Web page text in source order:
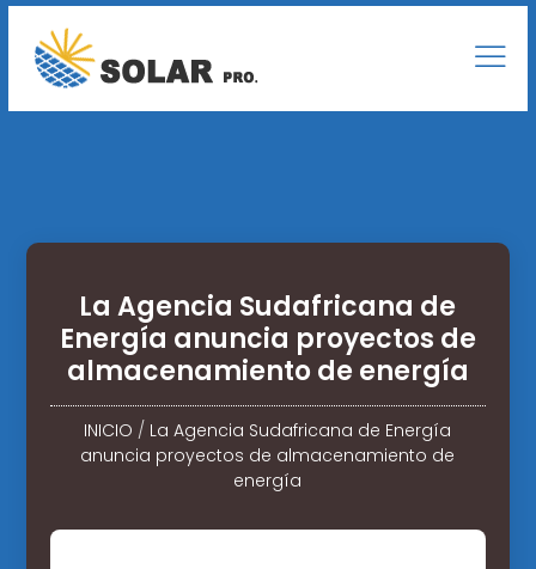
La Agencia Sudafricana de
Energía anuncia proyectos de
almacenamiento de energía
INICIO / La Agencia Sudafricana de Energía
anuncia proyectos de almacenamiento de
energía